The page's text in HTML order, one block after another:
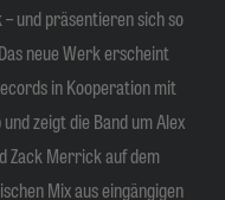
und präsentieren sich so
neue Werk erscheint
in Kooperation mit
zeigt die Band um Alex
Zack Merrick auf dem
Mix aus eingängigen